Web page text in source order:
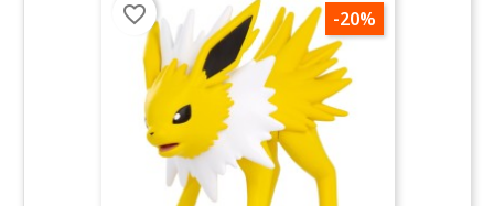
-20%
favorite_border